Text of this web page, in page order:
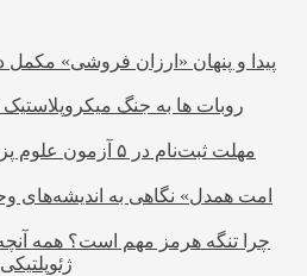
پیدا و پنهان «ارزان فروشی» مکمل
روبات ها به جنگ
مهلت ثبت‌نام در ۵ آزمون علوم پزشکی دوباره تمدید شد
«امت همدل» نگاهی به اندیشه‌های
چرا تنگه هرمز مهم است؟ همه آنچه
ژئوپلتیکی